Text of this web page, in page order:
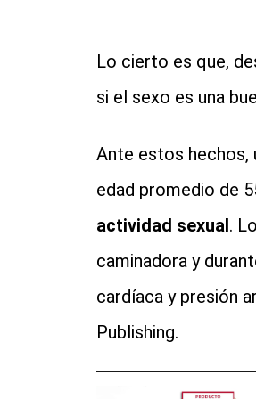
Lo cierto es que,
si el sexo es una
Ante estos hechos,
edad promedio de
actividad sexual.
caminadora y
cardíaca y presión
Publishing.